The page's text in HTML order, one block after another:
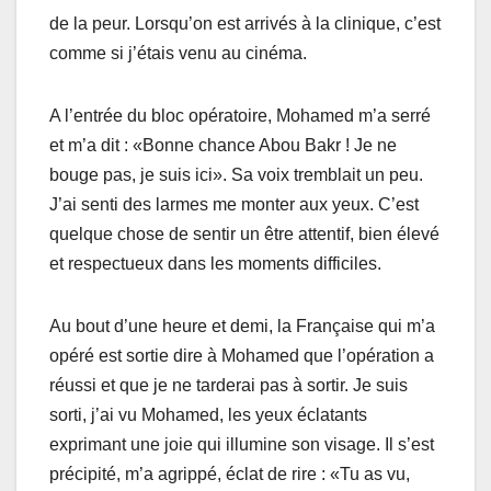
de la peur. Lorsqu’on est arrivés à la clinique, c’est
comme si j’étais venu au cinéma.
A l’entrée du bloc opératoire, Mohamed m’a serré
et m’a dit : «Bonne chance Abou Bakr ! Je ne
bouge pas, je suis ici». Sa voix tremblait un peu.
J’ai senti des larmes me monter aux yeux. C’est
quelque chose de sentir un être attentif, bien élevé
et respectueux dans les moments difficiles.
Au bout d’une heure et demi, la Française qui m’a
opéré est sortie dire à Mohamed que l’opération a
réussi et que je ne tarderai pas à sortir. Je suis
sorti, j’ai vu Mohamed, les yeux éclatants
exprimant une joie qui illumine son visage. Il s’est
précipité, m’a agrippé, éclat de rire : «Tu as vu,